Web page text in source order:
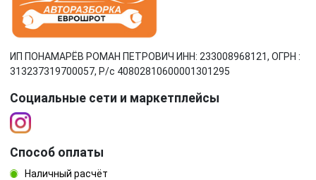
ИП ПОНАМАРЁВ РОМАН ПЕТРОВИЧ ИНН: 233008968121, ОГРН :
313237319700057, Р/c 40802810600001301295
Социальные сети и маркетплейсы
Способ оплаты
Наличный расчёт